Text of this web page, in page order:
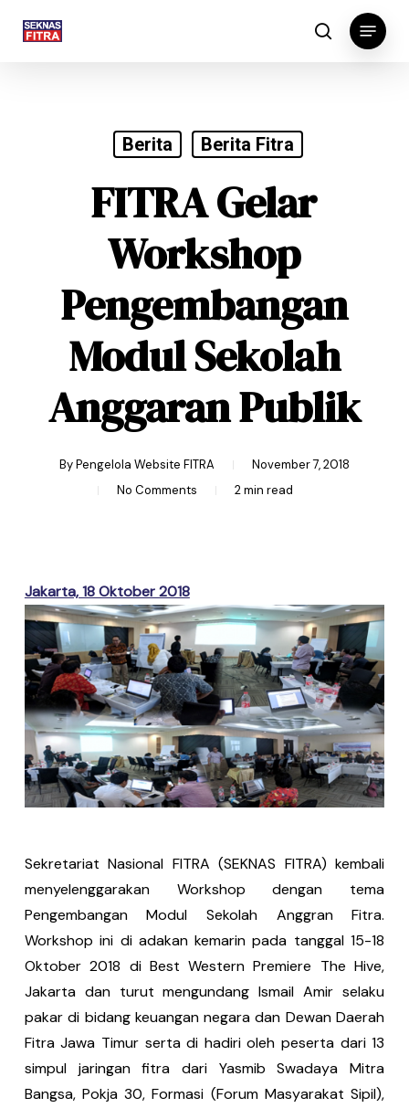
search
Menu
Berita Berita Fitra
FITRA Gelar
Workshop
Pengembangan
Modul Sekolah
Anggaran Publik
ByPengelola Website FITRA
November 7, 2018
No Comments
2 min read
Jakarta, 18 Oktober 2018
Sekretariat Nasional FITRA (SEKNAS FITRA) kembali
menyelenggarakan Workshop dengan tema
Pengembangan Modul Sekolah Anggran Fitra.
Workshop ini di adakan kemarin pada tanggal 15-18
Oktober 2018 di Best Western Premiere The Hive,
Jakarta dan turut mengundang Ismail Amir selaku
pakar di bidang keuangan negara dan Dewan Daerah
Fitra Jawa Timur serta di hadiri oleh peserta dari 13
simpul jaringan fitra dari Yasmib Swadaya Mitra
Bangsa, Pokja 30, Formasi (Forum Masyarakat Sipil),